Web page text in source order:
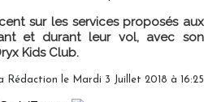
sur les services proposés aux
et durant leur vol, avec son
Kids Club.
Rédaction le Mardi 3 Juillet 2018 à 16:25